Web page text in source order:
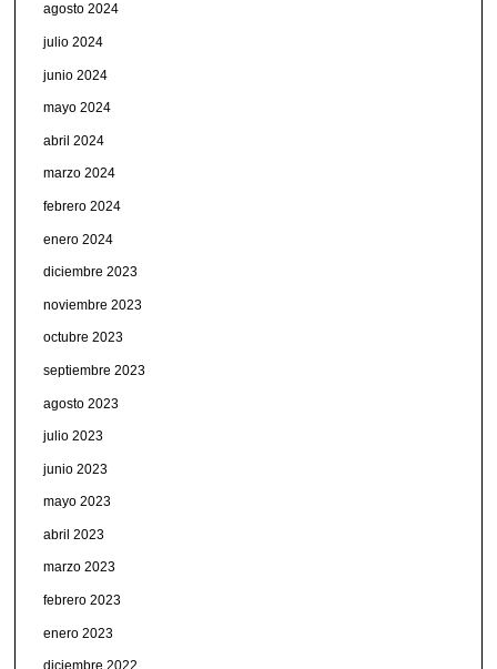
agosto 2024
julio 2024
junio 2024
mayo 2024
abril 2024
marzo 2024
febrero 2024
enero 2024
diciembre 2023
noviembre 2023
octubre 2023
septiembre 2023
agosto 2023
julio 2023
junio 2023
mayo 2023
abril 2023
marzo 2023
febrero 2023
enero 2023